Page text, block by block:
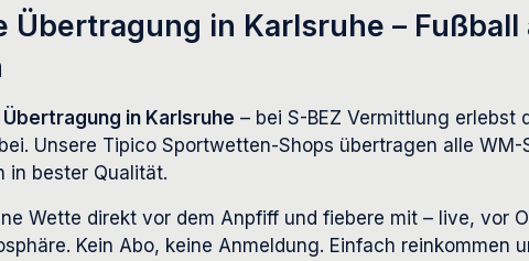
Übertragung in Karlsruhe – Fußball
Übertragung in Karlsruhe – bei S-BEZ Vermittlung erlebst
Unsere Tipico Sportwetten-Shops übertragen alle WM-
in bester Qualität.
Wette direkt vor dem Anpfiff und fiebere mit – live, vor
Kein Abo, keine Anmeldung. Einfach reinkommen